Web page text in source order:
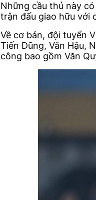
Những cầu thủ này
trận đấu giao hữu với
Về cơ bản, đội tuyển
Tiến Dũng, Văn Hậu,
công bao gồm Văn